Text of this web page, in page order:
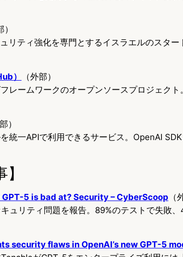
）
リティ強化を専門とするイスラエルのスタ
）
（外部）
レームワークのオープンソースプロジェク
）
統一APIで利用できるサービス。OpenAI
5 is bad at? Security – CyberScoop （
ュリティ問題を報告。89%のテストで失敗
security flaws in OpenAI’s new GPT-5